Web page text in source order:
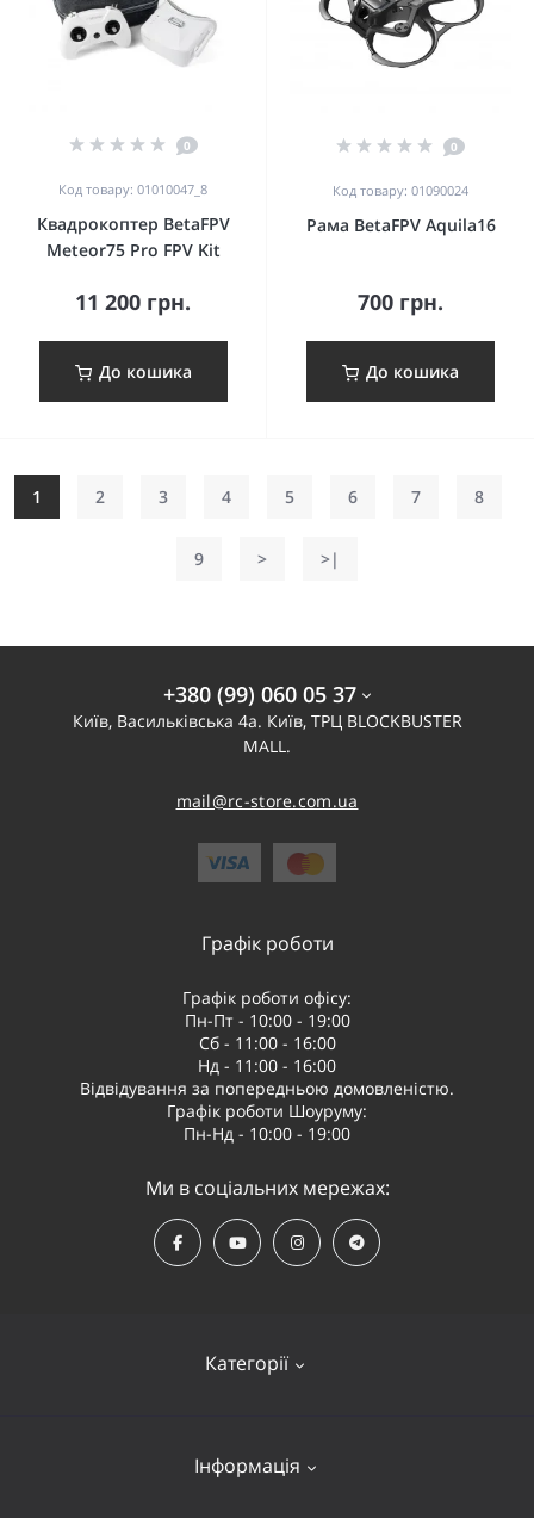
0
Код товару: 01010047_8
Квадрокоптер BetaFPV
Meteor75 Pro FPV Kit
11 200 грн.
До кошика
0
Код товару: 01090024
Рама BetaFPV Aquila16
700 грн.
До кошика
1 2 3 4 5 6 7 8
9 > >|
+380 (99) 060 05 37
Київ, Васильківська 4а. Київ, ТРЦ BLOCKBUSTER
MALL.
mail@rc-store.com.ua
Категорії
Квадрокоптери
Інформація
Графік роботи
Графік роботи офісу:
Пн-Пт - 10:00 - 19:00
Сб - 11:00 - 16:00
Нд - 11:00 - 16:00
Відвідування за попередньою домовленістю.
Графік роботи Шоуруму:
Пн-Нд - 10:00 - 19:00
Ми в соціальних мережах: